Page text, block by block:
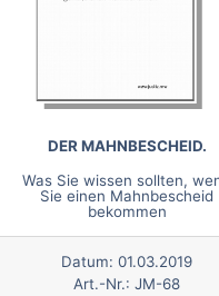
DER MAHNBESCHEID.
Was Sie wissen sollten,
Sie einen Mahnbescheid
bekommen
Datum: 01.03.2019
Art.-Nr.: JM-68